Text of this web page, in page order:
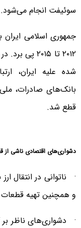
سوئیفت انجام می‌شود.
جمهوری اسلامی
شده علیه ایران،
بانک‌های صادرات،
قطع شد.
دشواری‌های اقتصادی ناشی از
· ناتوانی در انتقال
و همچنین تهیه
· دشواری‌های ناظر